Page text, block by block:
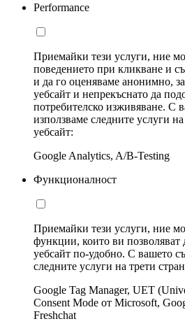
Performance
Приемайки тези услуги, ние
поведението при кликване и
и да го оценяваме анонимно,
уебсайт и непрекъснато да
потребителско изживяване. С
използваме следните услуги
уебсайт:
Google Analytics, A/B-Testing
Функционалност
Приемайки тези услуги, ние
функции, които ви позволяват
уебсайт по-удобно. С вашето
следните услуги на трети
Google Tag Manager, UET
Consent Mode от Microsoft,
Freshchat